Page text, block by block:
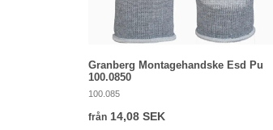
Granberg Montagehandske Esd Pu
100.0850
100.085
från 14,08 SEK